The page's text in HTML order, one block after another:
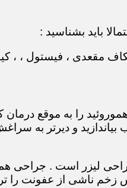
باید بشناسید :
شکاف مقعدی ، فیستول ،
را به موقع درمان
و دیرتر به
جراحی لیزر است . جراحی
زخم ناشی از عفونت را